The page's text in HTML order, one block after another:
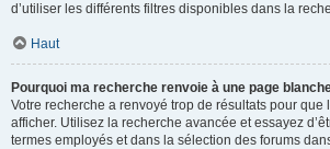
d’utiliser les différents filtres disponibles dans la
Haut
Pourquoi ma recherche renvoie à une page
Votre recherche a renvoyé trop de résultats pour que
afficher. Utilisez la recherche avancée et essayez
termes employés et dans la sélection des forums